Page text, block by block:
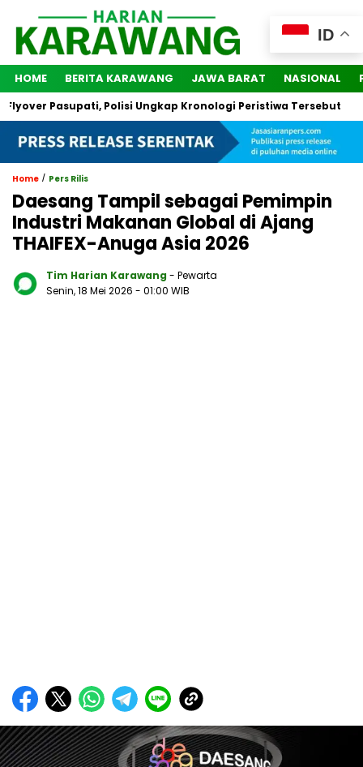
HOME BERITA KARAWANG JAWA BARAT NASIONAL
Pasupati, Polisi Ungkap Kronologi Peristiwa Tersebut
Home / Pers Rilis
Daesang Tampil sebagai Pemimpin
Industri Makanan Global di Ajang
THAIFEX-Anuga Asia 2026
Tim Harian Karawang - Pewarta
Senin, 18 Mei 2026 - 01:00 WIB
ID